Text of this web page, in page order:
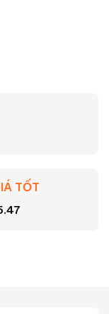
TỐT